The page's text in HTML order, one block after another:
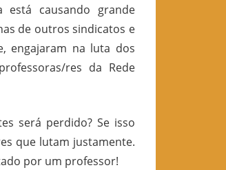
está causando grande
de outros sindicatos e
engajaram na luta dos
res da Rede
será perdido? Se isso
que lutam justamente.
por um professor!